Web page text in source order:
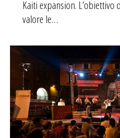
Kaiti expansion.
valore le…